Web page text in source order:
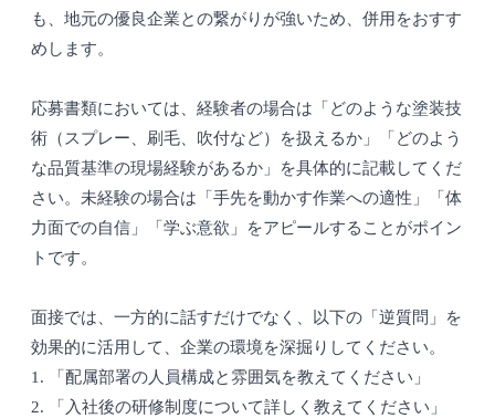
も、地元の優良企業との繋がりが強いため、併用をおすす
めします。
応募書類においては、経験者の場合は「どのような塗装技
術（スプレー、刷毛、吹付など）を扱えるか」「どのよう
な品質基準の現場経験があるか」を具体的に記載してくだ
さい。未経験の場合は「手先を動かす作業への適性」「体
力面での自信」「学ぶ意欲」をアピールすることがポイン
トです。
面接では、一方的に話すだけでなく、以下の「逆質問」を
効果的に活用して、企業の環境を深掘りしてください。
1. 「配属部署の人員構成と雰囲気を教えてください」
2. 「入社後の研修制度について詳しく教えてください」